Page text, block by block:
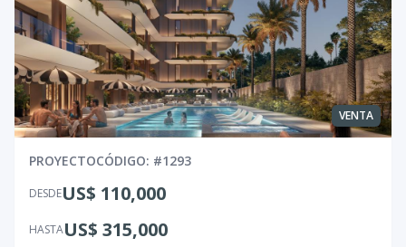
VENTA
PROYECTOCÓDIGO: #1293
DESDEUS$ 110,000
HASTAUS$ 315,000